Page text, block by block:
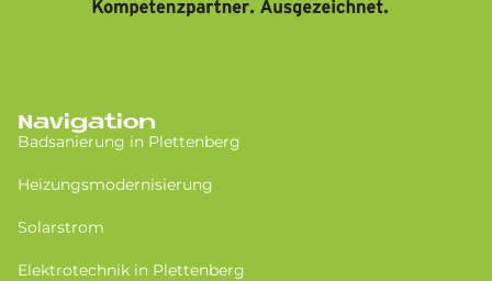
Navigation
Badsanierung in Plettenberg
Heizungsmodernisierung
Solarstrom
Elektrotechnik in Plettenberg